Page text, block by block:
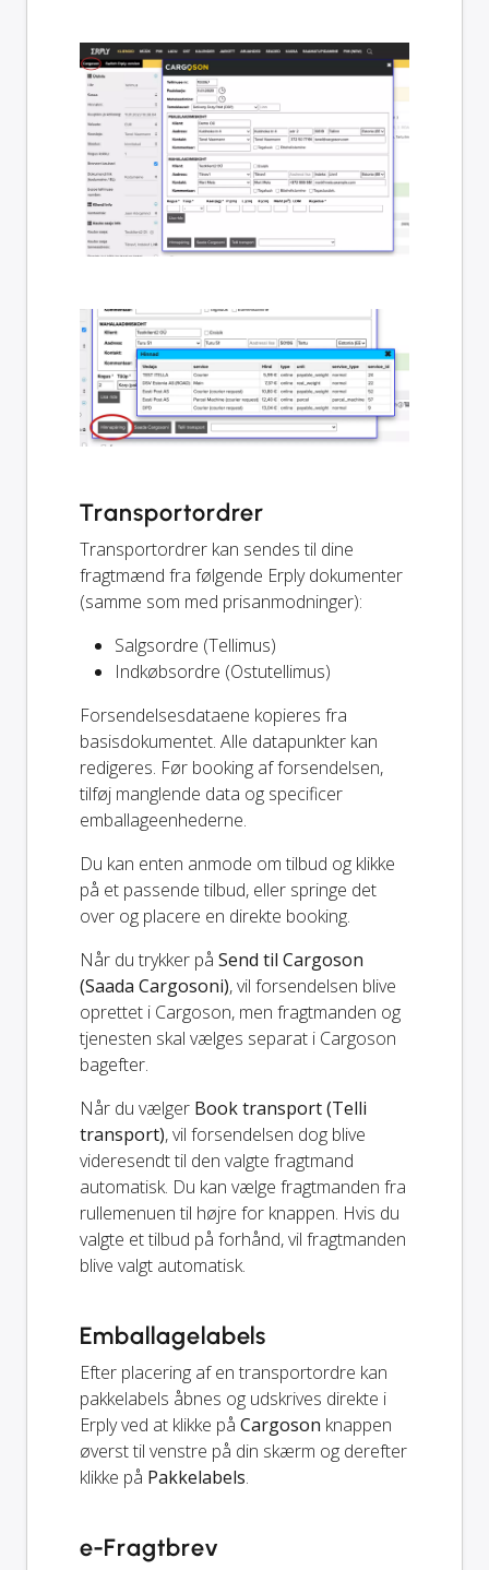
Transportordrer
Transportordrer kan sendes til dine
fragtmænd fra følgende Erply dokumenter
(samme som med prisanmodninger):
Salgsordre (Tellimus)
Indkøbsordre (Ostutellimus)
Forsendelsesdataene kopieres fra
basisdokumentet. Alle datapunkter kan
redigeres. Før booking af forsendelsen,
tilføj manglende data og specificer
emballageenhederne.
Du kan enten anmode om tilbud og klikke
på et passende tilbud, eller springe det
over og placere en direkte booking.
Når du trykker på Send til Cargoson
(Saada Cargosoni), vil forsendelsen blive
oprettet i Cargoson, men fragtmanden og
tjenesten skal vælges separat i Cargoson
bagefter.
Når du vælger Book transport (Telli
transport), vil forsendelsen dog blive
videresendt til den valgte fragtmand
automatisk. Du kan vælge fragtmanden fra
rullemenuen til højre for knappen. Hvis du
valgte et tilbud på forhånd, vil fragtmanden
blive valgt automatisk.
Emballagelabels
Efter placering af en transportordre kan
pakkelabels åbnes og udskrives direkte i
Erply ved at klikke på Cargoson knappen
øverst til venstre på din skærm og derefter
klikke på Pakkelabels.
e-Fragtbrev